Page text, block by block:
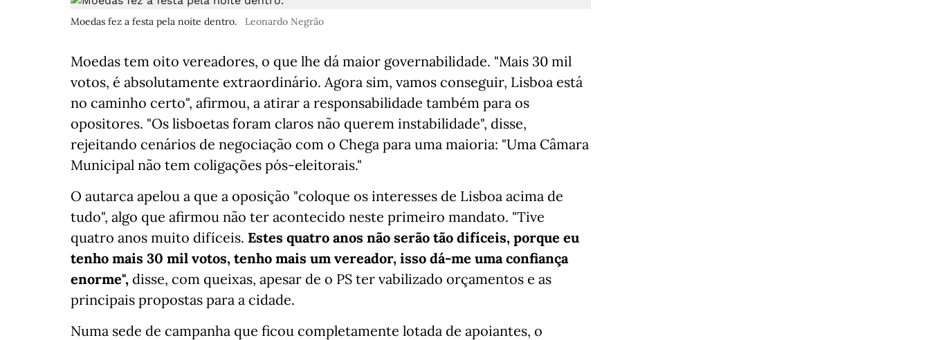
Moedas fez a festa pela noite dentro. Leonardo Negrão
Moedas tem oito vereadores, o que lhe dá maior governabilidade. "Mais 30 mil
votos, é absolutamente extraordinário. Agora sim, vamos conseguir, Lisboa está
no caminho certo", afirmou, a atirar a responsabilidade também para os
opositores. "Os lisboetas foram claros não querem instabilidade", disse,
rejeitando cenários de negociação com o Chega para uma maioria: "Uma Câmara
Municipal não tem coligações pós-eleitorais."
O autarca apelou a que a oposição "coloque os interesses de Lisboa acima de
tudo", algo que afirmou não ter acontecido neste primeiro mandato. "Tive
quatro anos muito difíceis. Estes quatro anos não serão tão difíceis, porque eu
tenho mais 30 mil votos, tenho mais um vereador, isso dá-me uma confiança
enorme", disse, com queixas, apesar de o PS ter vabilizado orçamentos e as
principais propostas para a cidade.
Numa sede de campanha que ficou completamente lotada de apoiantes, o